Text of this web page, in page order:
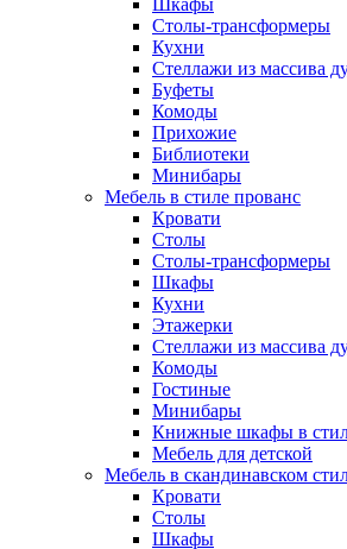
Шкафы
Столы-трансформеры
Кухни
Стеллажи из массива
Буфеты
Комоды
Прихожие
Библиотеки
Минибары
Мебель в стиле прованс
Кровати
Столы
Столы-трансформеры
Шкафы
Кухни
Этажерки
Стеллажи из массива
Комоды
Гостиные
Минибары
Книжные шкафы в
Мебель для детской
Мебель в скандинавском
Кровати
Столы
Шкафы